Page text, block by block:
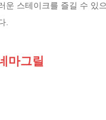
운 스테이크를 즐길 수 있
.
마그릴